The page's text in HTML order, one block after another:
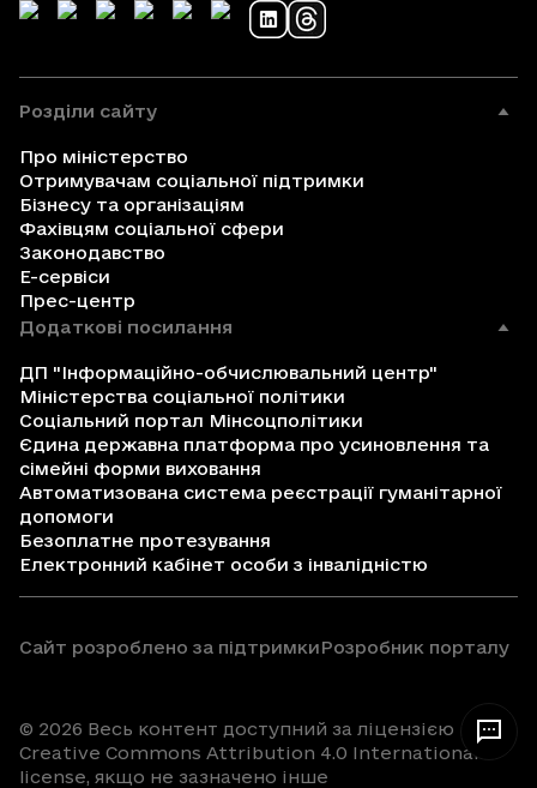
Розділи сайту
Про міністерство
Отримувачам соціальної підтримки
Бізнесу та організаціям
Фахівцям соціальної сфери
Законодавство
Е-сервіси
Прес-центр
Додаткові посилання
ДП "Інформаційно-обчислювальний центр"
Міністерства соціальної політики
Соціальний портал Мінсоцполітики
Єдина державна платформа про усиновлення та
сімейні форми виховання
Автоматизована система реєстрації гуманітарної
допомоги
Безоплатне протезування
Електронний кабінет особи з інвалідністю
Сайт розроблено за підтримкиРозробник порталу
© 2026 Весь контент доступний за ліцензією
Creative Commons Attribution 4.0 International
license, якщо не зазначено інше